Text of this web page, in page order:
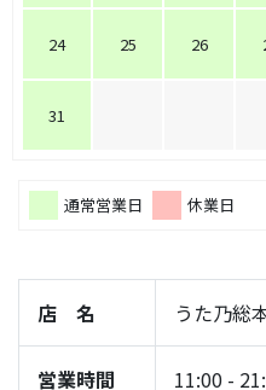
24 25 26
31
通常営業日 休業日
店 名 うた乃総
営業時間 11:00 -